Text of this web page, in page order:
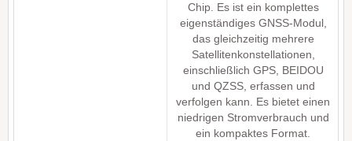
Chip. Es ist ein komplettes
eigenständiges GNSS-Modul,
das gleichzeitig mehrere
Satellitenkonstellationen,
einschließlich GPS, BEIDOU
und QZSS, erfassen und
verfolgen kann. Es bietet einen
niedrigen Stromverbrauch und
ein kompaktes Format.